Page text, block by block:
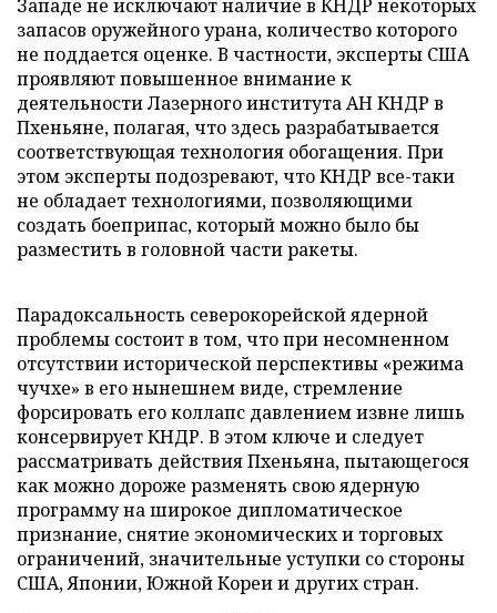
Западе не исключают наличие в КНДР некоторых
запасов оружейного урана, количество которого
не поддается оценке. В частности, эксперты США
проявляют повышенное внимание к
деятельности Лазерного института АН КНДР в
Пхеньяне, полагая, что здесь разрабатывается
соответствующая технология обогащения. При
этом эксперты подозревают, что КНДР все-таки
не обладает технологиями, позволяющими
создать боеприпас, который можно было бы
разместить в головной части ракеты.
Парадоксальность северокорейской ядерной
проблемы состоит в том, что при несомненном
отсутствии исторической перспективы «режима
чучхе» в его нынешнем виде, стремление
форсировать его коллапс давлением извне лишь
консервирует КНДР. В этом ключе и следует
рассматривать действия Пхеньяна, пытающегося
как можно дороже разменять свою ядерную
программу на широкое дипломатическое
признание, снятие экономических и торговых
ограничений, значительные уступки со стороны
США, Японии, Южной Кореи и других стран.